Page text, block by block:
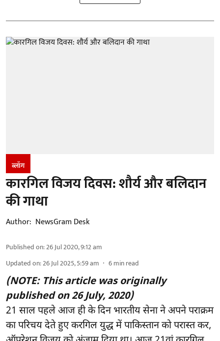
ब्लॉग
कारगिल विजय दिवस: शौर्य और बलिदान
की गाथा
Author: NewsGram Desk
Published on:26 Jul 2020, 9:12 am
Updated on:26 Jul 2025, 5:59 am 6min read
(NOTE: This article was originally
published on 26 July, 2020)
21 साल पहले आज ही के दिन भारतीय सेना ने अपने पराक्रम
का परिचय देते हुए करगिल युद्ध में पाकिस्तान को परास्त कर,